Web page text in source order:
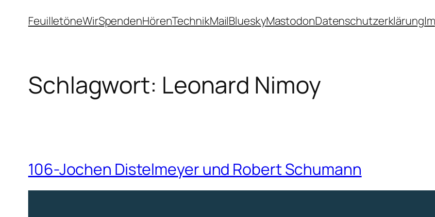
InhaltFeuilletöneWirSpendenHörenTechnikMailBlueskyMastodonDatenschutzerklärung
Schlagwort: Leonard Nimoy
106-Jochen Distelmeyer und Robert Schumann